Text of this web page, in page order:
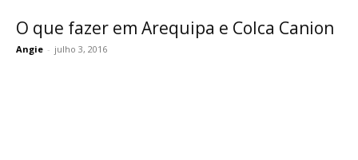
O que fazer em Arequipa e Colca Canion
Angie - julho 3, 2016